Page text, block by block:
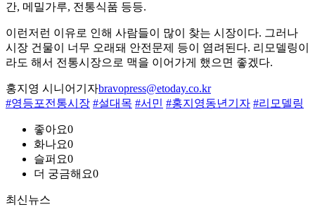
간, 메밀가루, 전통식품 등등.
이런저런 이유로 인해 사람들이 많이 찾는 시장이다. 그러나
시장 건물이 너무 오래돼 안전문제 등이 염려된다. 리모델링이
라도 해서 전통시장으로 맥을 이어가게 했으면 좋겠다.
홍지영 시니어기자bravopress@etoday.co.kr
#영등포전통시장 #설대목 #서민 #홍지영동년기자 #리모델링
좋아요0
화나요0
슬퍼요0
더 궁금해요0
최신뉴스